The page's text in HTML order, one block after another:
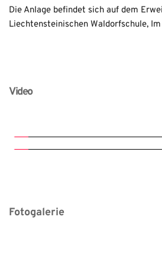
Die Anlage befindet sich auf dem
Liechtensteinischen Waldorfschule,
Video
Fotogalerie